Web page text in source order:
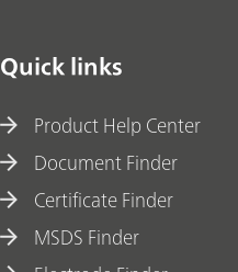
Quick links
Product Help Center
Document Finder
Certificate Finder
MSDS Finder